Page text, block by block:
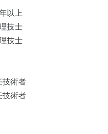
以上
技士
技士
術者
術者